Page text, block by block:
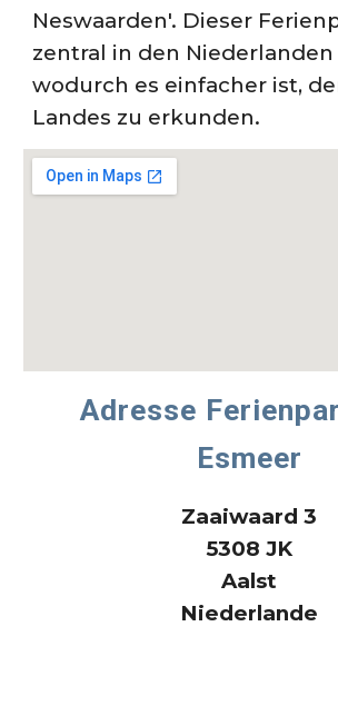
Neswaarden'. Dieser
zentral in den
wodurch es einfacher ist,
Landes zu erkunden.
Adresse
Esmeer
Zaaiwaard 3
5308 JK
Aalst
Niederlande